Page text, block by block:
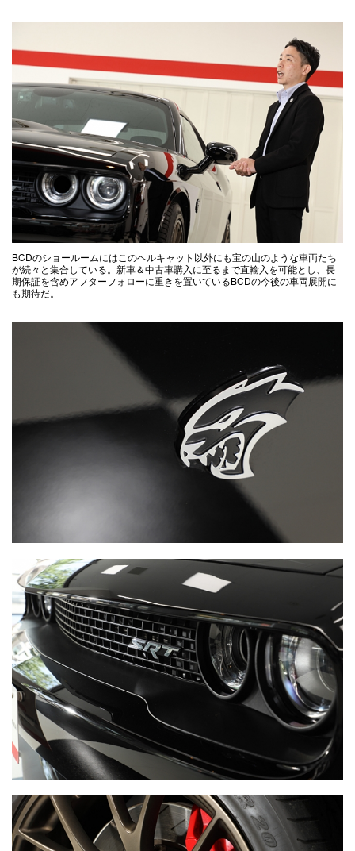
BCDのショールームにはこのヘルキャット以外にも宝の山のような車両たち
が続々と集合している。新車＆中古車購入に至るまで直輸入を可能とし、長
期保証を含めアフターフォローに重きを置いているBCDの今後の車両展開に
も期待だ。